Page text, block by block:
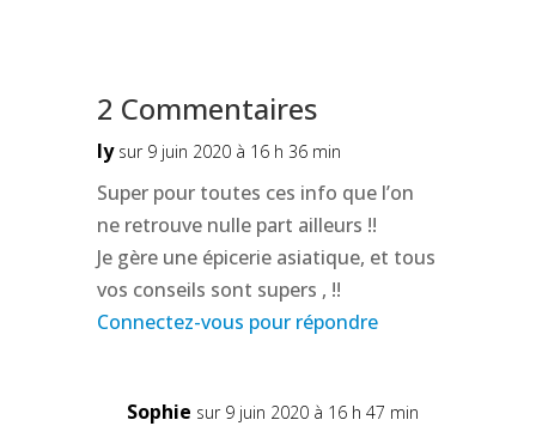
2 Commentaires
ly sur 9 juin 2020 à 16 h 36 min
Super pour toutes ces info que l’on
ne retrouve nulle part ailleurs !!
Je gère une épicerie asiatique, et tous
vos conseils sont supers , !!
Connectez-vous pour répondre
Sophie sur 9 juin 2020 à 16 h 47 min